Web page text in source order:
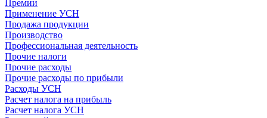
Премии
Применение УСН
Продажа продукции
Производство
Профессиональная деятельность
Прочие налоги
Прочие расходы
Прочие расходы по прибыли
Расходы УСН
Расчет налога на прибыль
Расчет налога УСН